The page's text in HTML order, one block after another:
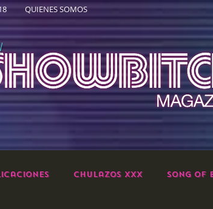
QUIENES SOMOS
Chulazos XXX Song of